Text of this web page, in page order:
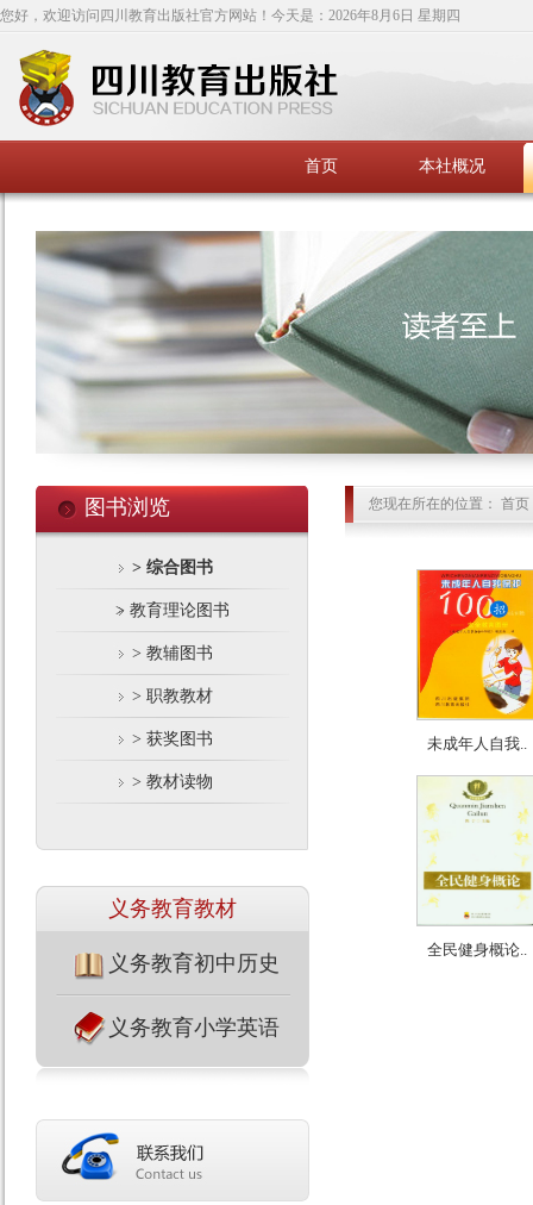
您好，欢迎访问四川教育出版社官方网站！今天是： 2026年8月6日 星期四
首页 本社概况
图书浏览
> 综合图书
> 教育理论图书
> 教辅图书
> 职教教材
> 获奖图书
> 教材读物
义务教育教材
义务教育初中历史
义务教育小学英语
您现在所在的位置： 首
未成年人自我..
全民健身概论..